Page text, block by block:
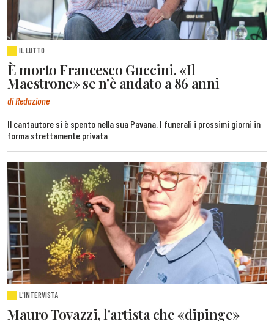
IL LUTTO
È morto Francesco Guccini. «Il
Maestrone» se n'è andato a 86 anni
di Redazione
Il cantautore si è spento nella sua Pavana. I funerali i prossimi giorni in
forma strettamente privata
L'INTERVISTA
Mauro Tovazzi, l'artista che «dipinge»